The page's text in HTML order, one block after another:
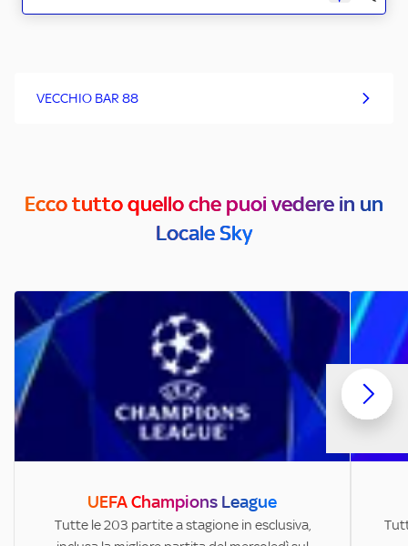
VECCHIO BAR 88
Ecco tutto quello che puoi vedere in un
Locale Sky
UEFA Champions League
Tutte le 203 partite a stagione in esclusiva,